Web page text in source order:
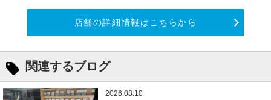
店舗の詳細情報はこちらから
関連するブログ
2026.08.10